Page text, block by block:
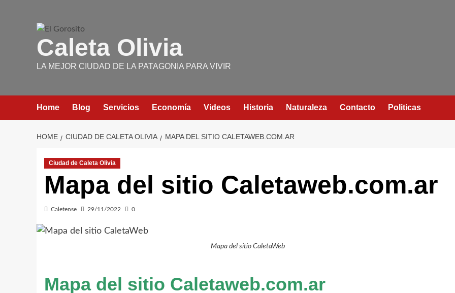
Caleta Olivia
LA MEJOR CIUDAD DE LA PATAGONIA PARA VIVIR
Home Blog Servicios Economía Videos Historia Naturaleza Contacto Politicas
HOME CIUDAD DE CALETA OLIVIA MAPA DEL SITIO CALETAWEB.COM.AR
Ciudad de Caleta Olivia
Mapa del sitio Caletaweb.com.ar
Caletense 29/11/2022 0
Mapa del sitio CaletaWeb
Mapa del sitio Caletaweb.com.ar